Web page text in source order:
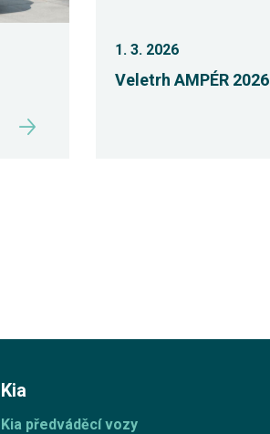
1. 3. 2026
Veletrh AMPÉR 2026
Kia
Kia předváděcí vozy